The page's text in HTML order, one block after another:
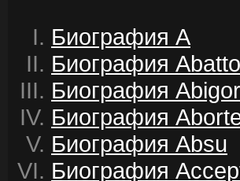
Биография A
Биография
Биография Abigor
Биография
Биография Absu
Биография